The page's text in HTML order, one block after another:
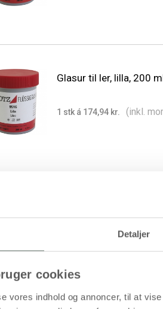
Detaljer
cookies
vores indhold og annoncer, til at
Glasur til ler, lilla, 200
1 stk á 174,94 kr. (inkl.
1 stk á 174,94 kr. (inkl.